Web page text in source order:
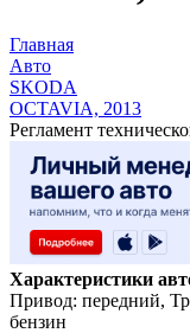
Главная
Авто
SKODA
OCTAVIA, 2013
Регламент
Характеристики
Привод: передний,
бензин